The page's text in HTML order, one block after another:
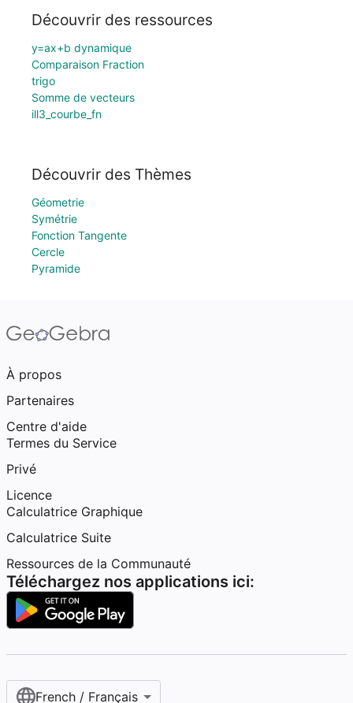
Découvrir des ressources
y=ax+b dynamique
Comparaison Fraction
trigo
Somme de vecteurs
ill3_courbe_fn
Découvrir des Thèmes
Géometrie
Symétrie
Fonction Tangente
Cercle
Pyramide
À propos
Partenaires
Centre d'aide
Termes du Service
Privé
Licence
Calculatrice Graphique
Calculatrice Suite
Ressources de la Communauté
Téléchargez nos applications ici:
French / Français‎